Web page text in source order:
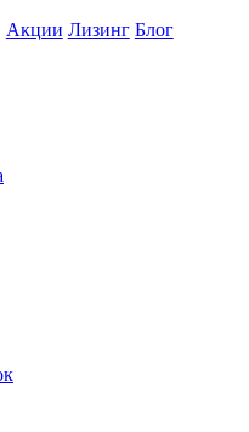
Акции Лизинг Блог